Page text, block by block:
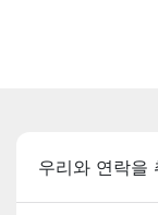
우리와 연락을